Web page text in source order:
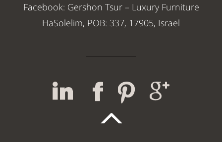
Facebook: Gershon Tsur – Luxury Furniture
HaSolelim, POB: 337, 17905, Israel